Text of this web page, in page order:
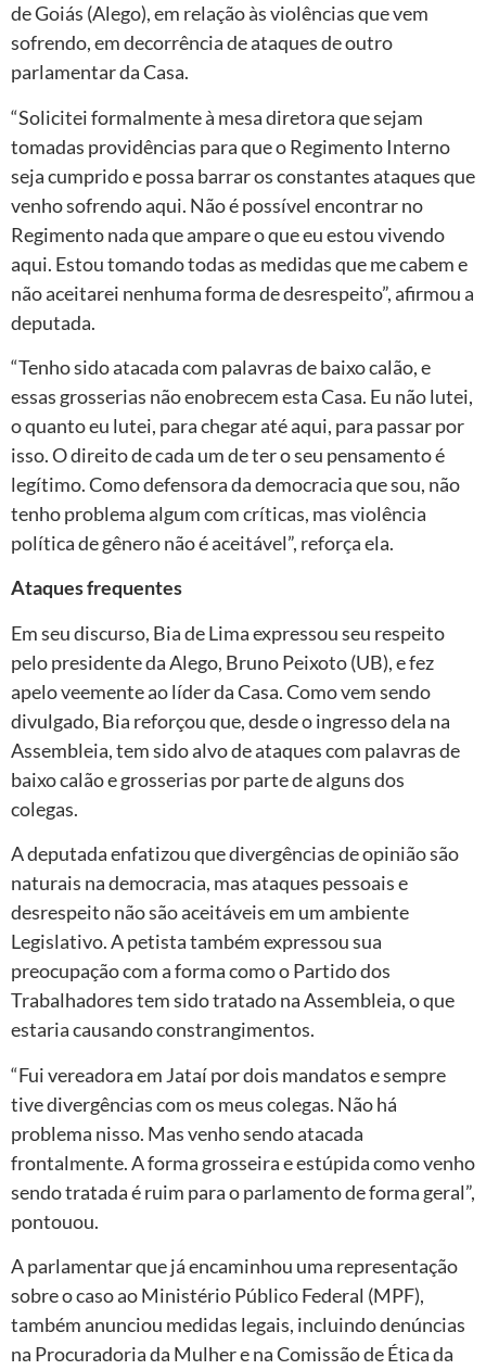
de Goiás (Alego), em relação às violências que vem
sofrendo, em decorrência de ataques de outro
parlamentar da Casa.
“Solicitei formalmente à mesa diretora que sejam
tomadas providências para que o Regimento Interno
seja cumprido e possa barrar os constantes ataques que
venho sofrendo aqui. Não é possível encontrar no
Regimento nada que ampare o que eu estou vivendo
aqui. Estou tomando todas as medidas que me cabem e
não aceitarei nenhuma forma de desrespeito”, afirmou a
deputada.
“Tenho sido atacada com palavras de baixo calão, e
essas grosserias não enobrecem esta Casa. Eu não lutei,
o quanto eu lutei, para chegar até aqui, para passar por
isso. O direito de cada um de ter o seu pensamento é
legítimo. Como defensora da democracia que sou, não
tenho problema algum com críticas, mas violência
política de gênero não é aceitável”, reforça ela.
Ataques frequentes
Em seu discurso, Bia de Lima expressou seu respeito
pelo presidente da Alego, Bruno Peixoto (UB), e fez
apelo veemente ao líder da Casa. Como vem sendo
divulgado, Bia reforçou que, desde o ingresso dela na
Assembleia, tem sido alvo de ataques com palavras de
baixo calão e grosserias por parte de alguns dos
colegas.
A deputada enfatizou que divergências de opinião são
naturais na democracia, mas ataques pessoais e
desrespeito não são aceitáveis em um ambiente
Legislativo. A petista também expressou sua
preocupação com a forma como o Partido dos
Trabalhadores tem sido tratado na Assembleia, o que
estaria causando constrangimentos.
“Fui vereadora em Jataí por dois mandatos e sempre
tive divergências com os meus colegas. Não há
problema nisso. Mas venho sendo atacada
frontalmente. A forma grosseira e estúpida como venho
sendo tratada é ruim para o parlamento de forma geral”,
pontouou.
A parlamentar que já encaminhou uma representação
sobre o caso ao Ministério Público Federal (MPF),
também anunciou medidas legais, incluindo denúncias
na Procuradoria da Mulher e na Comissão de Ética da